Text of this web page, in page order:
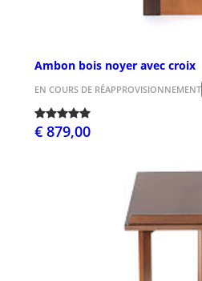
Ambon bois noyer avec croix
EN COURS DE RÉAPPROVISIONNEMENT
€ 879,00